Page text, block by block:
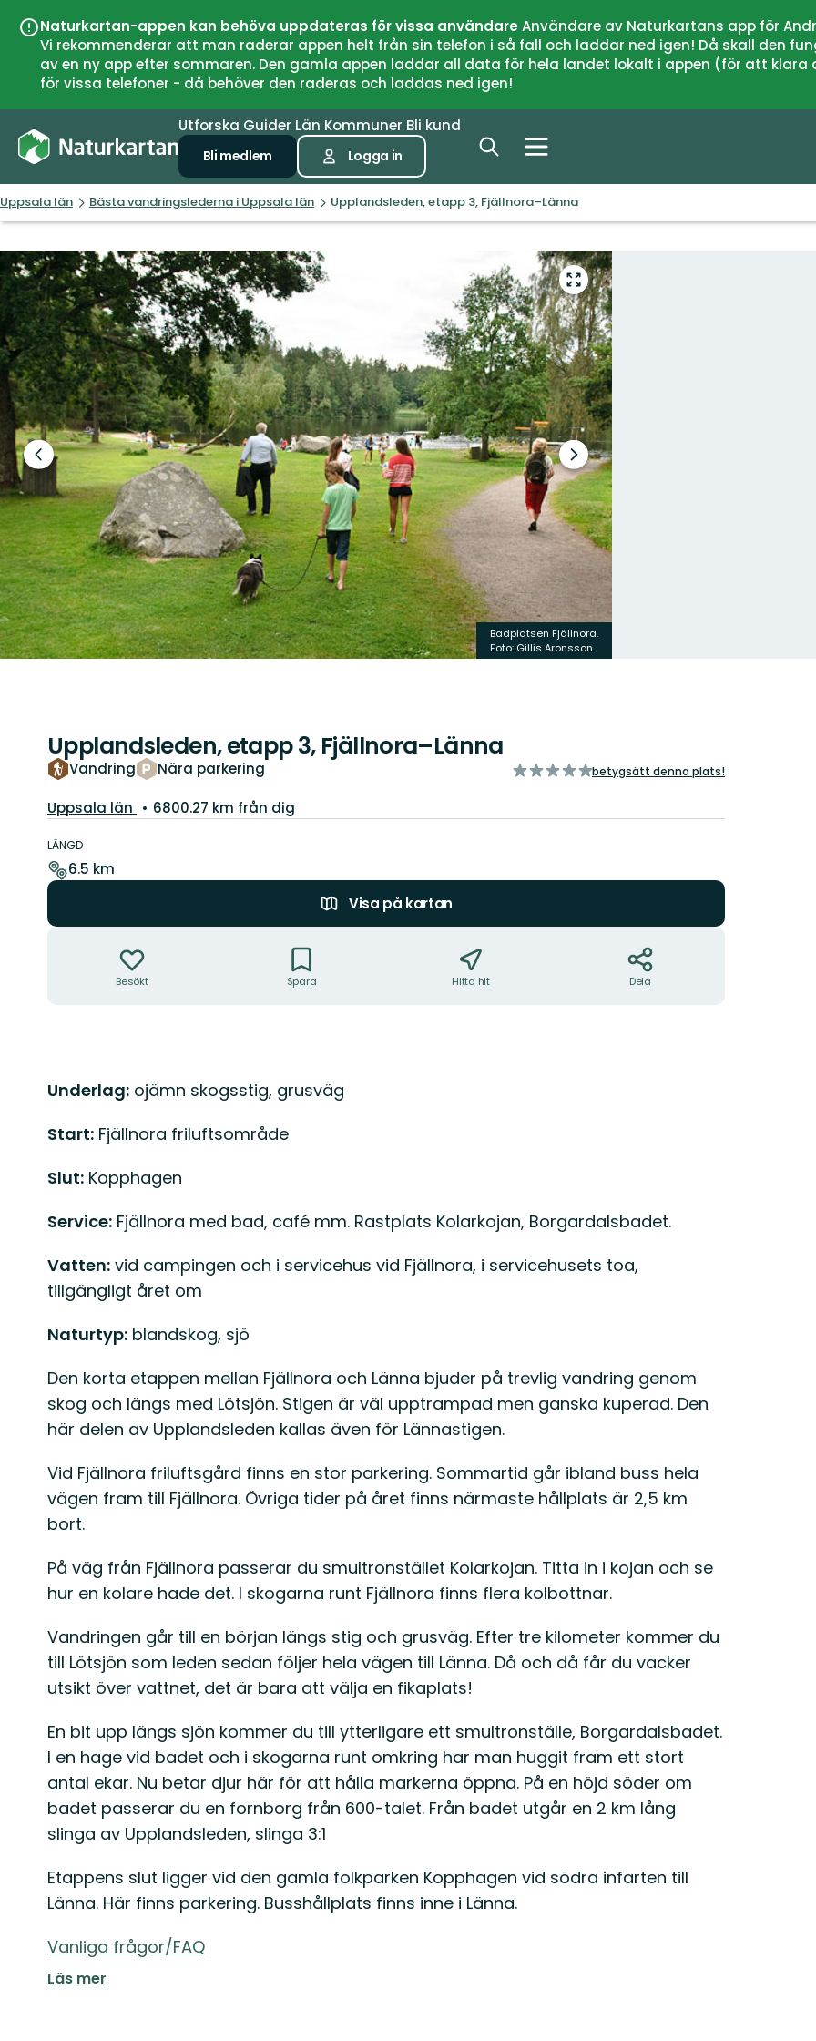
Naturkartan-appen kan behöva uppdateras för vissa användareAnvändare av Naturkartans app för
Vi rekommenderar att man raderar appen helt från sin telefon i så fall och laddar ned igen! Då skall den
av en ny app efter sommaren. Den gamla appen laddar all data för hela landet lokalt i appen (för att
för vissa telefoner - då behöver den raderas och laddas ned igen!
Utforska Guider Län Kommuner Bli kund
Bli medlem Logga in
Uppsala län Bästa vandringslederna i Uppsala län Upplandsleden, etapp 3, Fjällnora–Länna
Gå
till
helskärmsläge
Föregående
bild
Nästa
bildspel
Badplatsen Fjällnora.
Foto: Gillis Aronsson
Upplandsleden, etapp 3, Fjällnora–Länna
Vandring Nära parkering
av
betygsätt denna plats!
Län:
Uppsala län 6800.27 km från dig
om
leden
LÄNGD
6.5 km
Visa på kartan
Besökt Spara Hitta hit Dela
Beskrivning
Underlag: ojämn skogsstig, grusväg
Start: Fjällnora friluftsområde
Slut: Kopphagen
Service: Fjällnora med bad, café mm. Rastplats Kolarkojan, Borgardalsbadet.
Vatten: vid campingen och i servicehus vid Fjällnora, i servicehusets toa,
tillgängligt året om
Naturtyp: blandskog, sjö
Den korta etappen mellan Fjällnora och Länna bjuder på trevlig vandring genom
skog och längs med Lötsjön. Stigen är väl upptrampad men ganska kuperad. Den
här delen av Upplandsleden kallas även för Lännastigen.
Vid Fjällnora friluftsgård finns en stor parkering. Sommartid går ibland buss hela
vägen fram till Fjällnora. Övriga tider på året finns närmaste hållplats är 2,5 km
bort.
På väg från Fjällnora passerar du smultronstället Kolarkojan. Titta in i kojan och se
hur en kolare hade det. I skogarna runt Fjällnora finns flera kolbottnar.
Vandringen går till en början längs stig och grusväg. Efter tre kilometer kommer du
till Lötsjön som leden sedan följer hela vägen till Länna. Då och då får du vacker
utsikt över vattnet, det är bara att välja en fikaplats!
En bit upp längs sjön kommer du till ytterligare ett smultronställe, Borgardalsbadet.
I en hage vid badet och i skogarna runt omkring har man huggit fram ett stort
antal ekar. Nu betar djur här för att hålla markerna öppna. På en höjd söder om
badet passerar du en fornborg från 600-talet. Från badet utgår en 2 km lång
slinga av Upplandsleden, slinga 3:1
Etappens slut ligger vid den gamla folkparken Kopphagen vid södra infarten till
Länna. Här finns parkering. Busshållplats finns inne i Länna.
Vanliga frågor/FAQ
Läs mer